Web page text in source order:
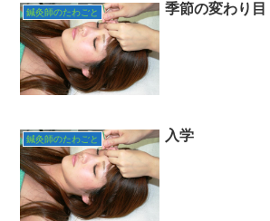
鍼灸師のたわごと 季節の変わり目
鍼灸師のたわごと 入学